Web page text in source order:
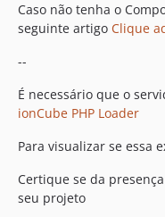
Caso não tenha o
seguinte artigo Clique
--
É necessário que o
ionCube PHP Loader
Para visualizar se essa
Certique se da
seu projeto